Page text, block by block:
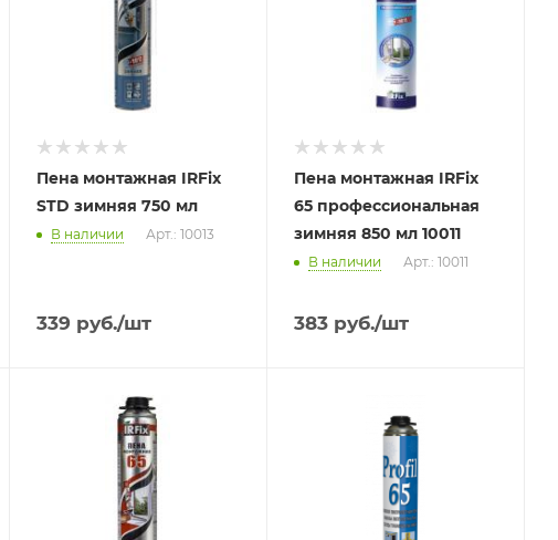
Пена монтажная IRFix
STD зимняя 750 мл
В наличии Арт.: 10013
339 руб./шт
Пена монтажная IRFix
65 профессиональная
зимняя 850 мл 10011
В наличии Арт.: 10011
383руб./шт